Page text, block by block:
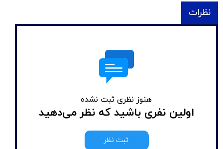
نظرات
هنوز نظری ثبت نشده
اولین نفری باشید که نظر می‌دهید
ثبت نظر